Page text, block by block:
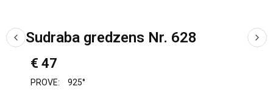
Sudraba gredzens Nr. 628
€ 47
PROVE:
925°